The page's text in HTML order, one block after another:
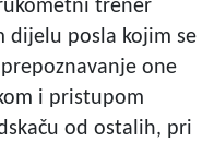
trener
dijelu posla kojim se
one
i pristupom
od ostalih, pri